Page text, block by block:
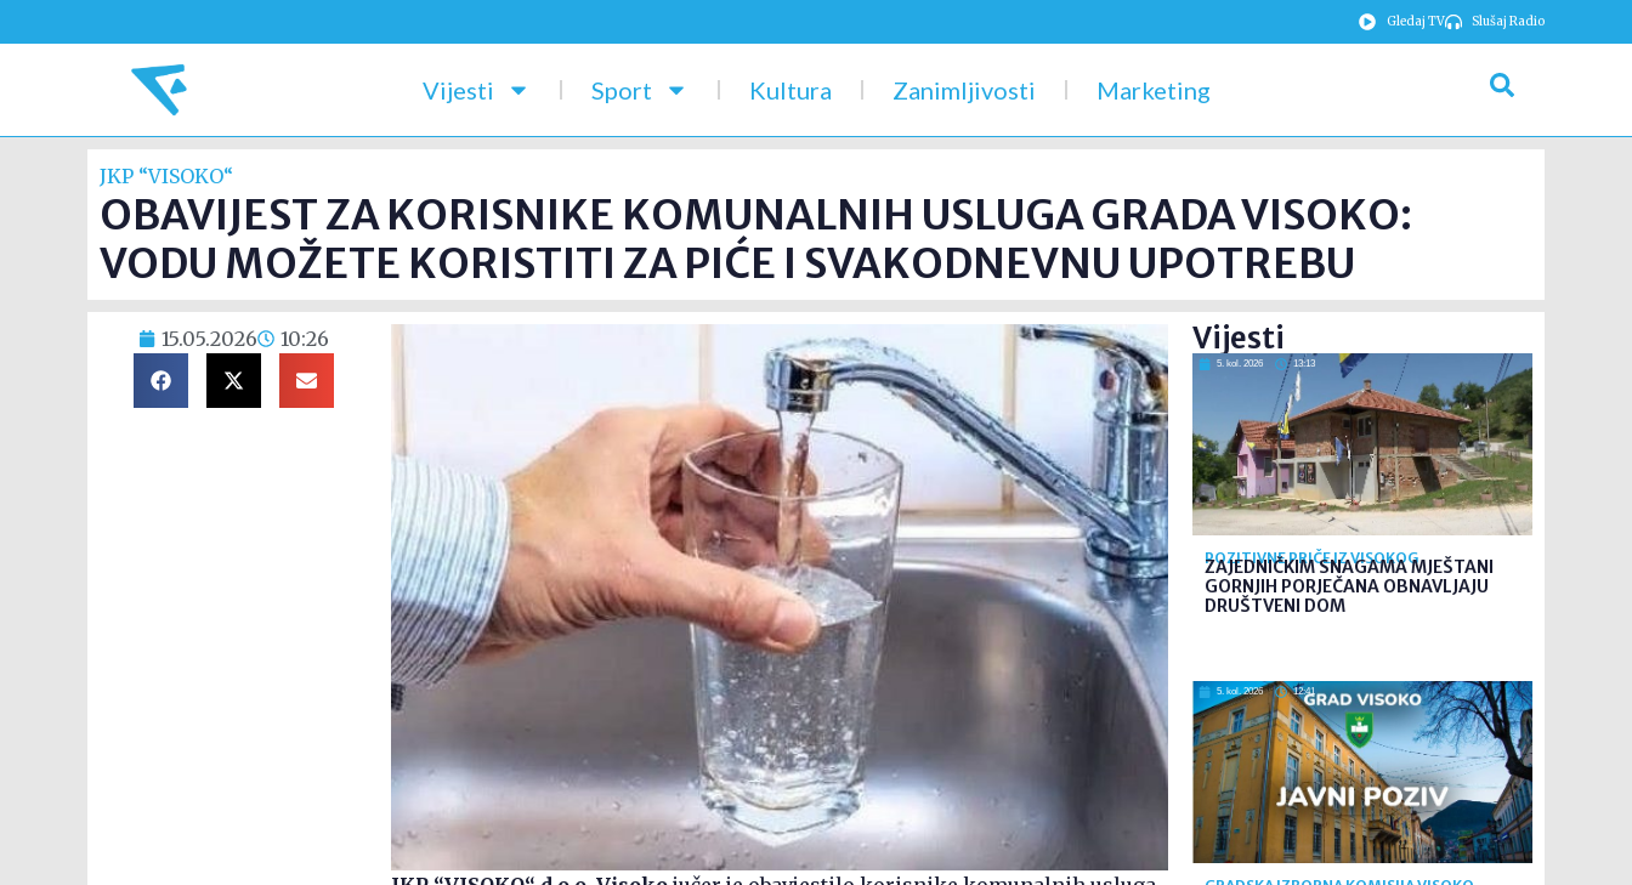
Gledaj TV Slušaj Radio
Vijesti Sport Kultura Zanimljivosti Marketing
JKP “VISOKO“
OBAVIJEST ZA KORISNIKE KOMUNALNIH USLUGA GRADA VISOKO:
VODU MOŽETE KORISTITI ZA PIĆE I SVAKODNEVNU UPOTREBU
15.05.2026 10:26 Vijesti
5. kol. 2026 13:13
POZITIVNE PRIČE IZ VISOKOG
ZAJEDNIČKIM SNAGAMA MJEŠTANI
GORNJIH PORJEČANA OBNAVLJAJU
DRUŠTVENI DOM
5. kol. 2026 12:41